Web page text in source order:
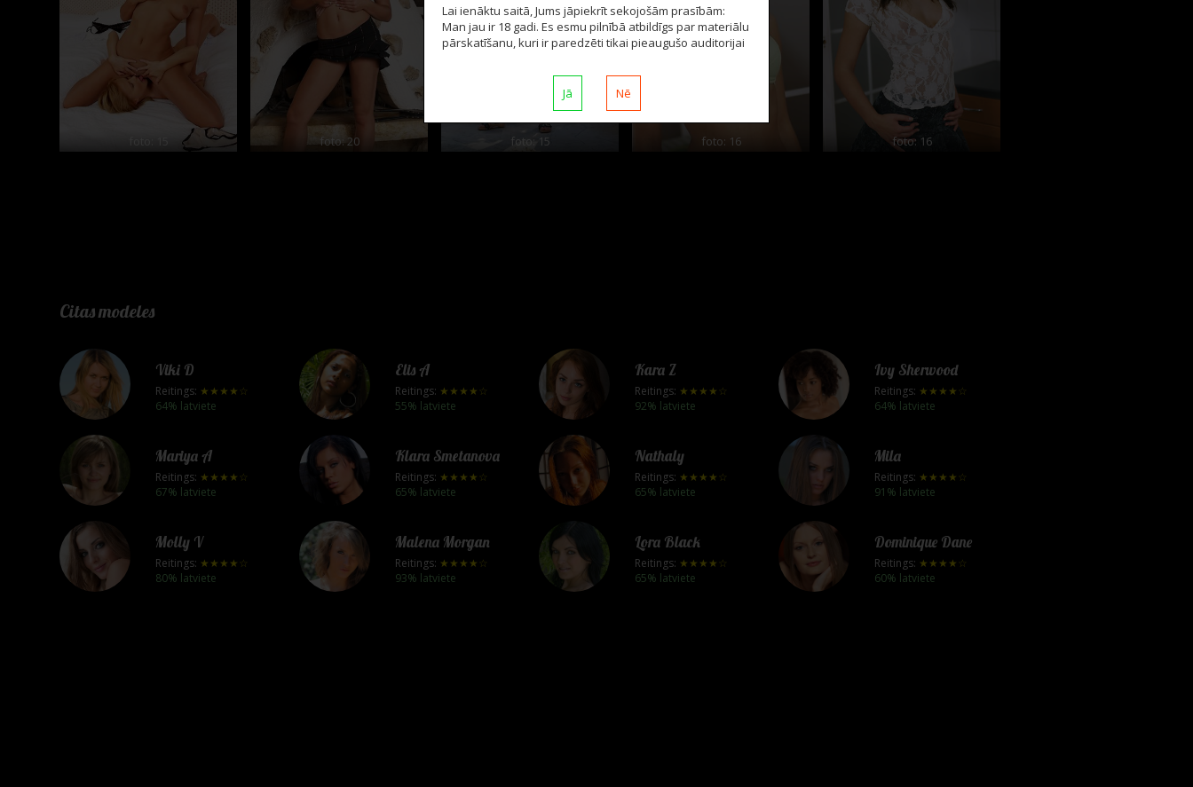
Lai ienāktu saitā, Jums jāpiekrīt sekojošām prasībām:
Man jau ir 18 gadi. Es esmu pilnībā atbildīgs par materiālu
pārskatīšanu, kuri ir paredzēti tikai pieaugušo auditorijai
Jā Nē
foto: 20 foto: 15 foto: 16 foto: 16
Citas modeles
Viki D
Reitings: ★★★★☆
64% latviete
Elis A
Reitings: ★★★★☆
55% latviete
Kara Z
Reitings: ★★★★☆
92% latviete
Ivy Sherwood
Reitings: ★★★★☆
64% latviete
Mariya A
Reitings: ★★★★☆
67% latviete
Klara Smetanova
Reitings: ★★★★☆
65% latviete
Nathaly
Reitings: ★★★★☆
65% latviete
Mila
Reitings: ★★★★☆
91% latviete
Molly V
Reitings: ★★★★☆
80% latviete
Malena Morgan
Reitings: ★★★★☆
93% latviete
Lora Black
Reitings: ★★★★☆
65% latviete
Dominique Dane
Reitings: ★★★★☆
60% latviete